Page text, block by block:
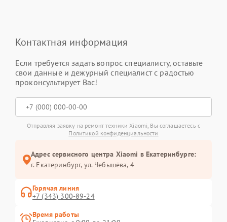
Контактная информация
Если требуется задать вопрос специалисту, оставьте
свои данные и дежурный специалист с радостью
проконсультирует Вас!
Отправляя заявку на ремонт техники Xiaomi, Вы соглашаетесь с
Политикой конфиденциальности
Адрес сервисного центра Xiaomi в Екатеринбурге:
г. Екатеринбург, ул. Чебышёва, 4
Горячая линия
+7 (343) 300-89-24
Время работы